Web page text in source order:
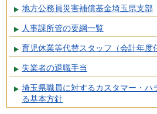
地方公務員災害補償基金埼玉県支部
人事課所管の要綱一覧
育児休業等代替スタッフ（会計年度
失業者の退職手当
埼玉県職員に対するカスタマー・ハ
る基本方針